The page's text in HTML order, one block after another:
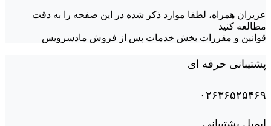
عزیزان همراه، لطفا موارد ذکر شده در این صفحه را به دقت
مطالعه کنید
قوانین و مقررات بخش خدمات پس از فروش مادسرویس
پشتیبانی حرفه ای
۰۲۶۳۶۵۲۵۴۶۹
ایمیل پشتیبانی